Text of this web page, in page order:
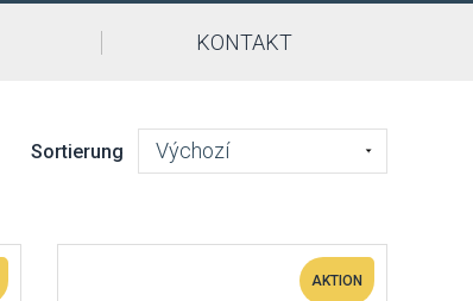
KONTAKT
Sortierung Výchozí
AKTION